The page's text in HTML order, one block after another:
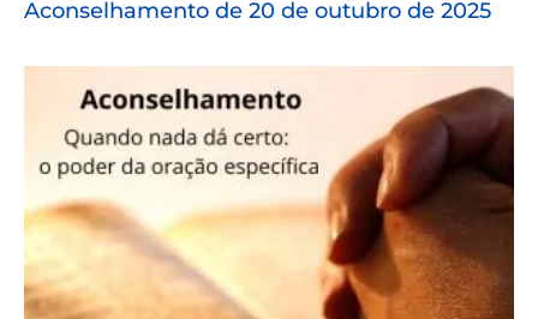
Aconselhamento de 20 de outubro de 2025